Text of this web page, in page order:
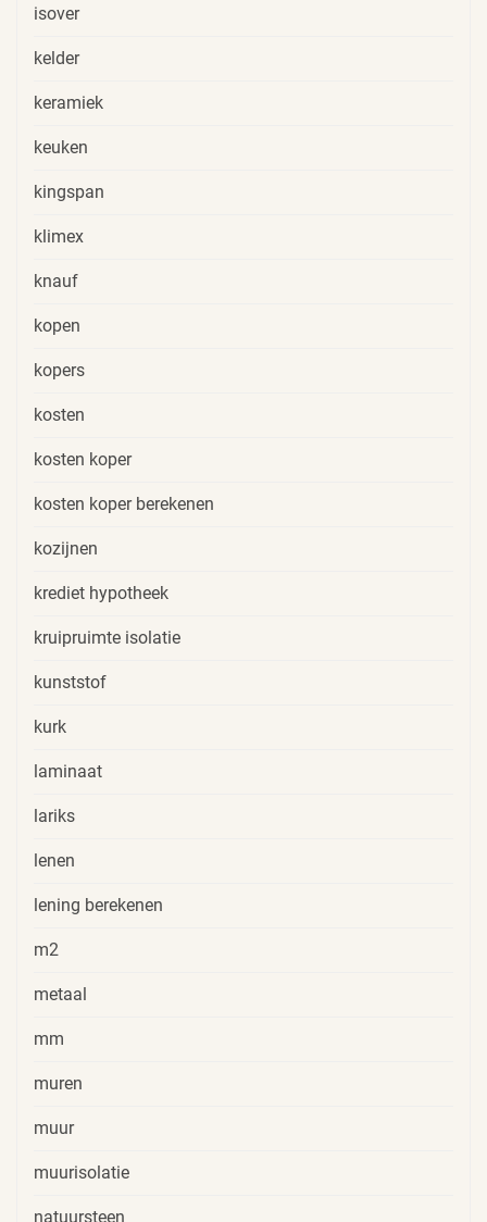
isover
kelder
keramiek
keuken
kingspan
klimex
knauf
kopen
kopers
kosten
kosten koper
kosten koper berekenen
kozijnen
krediet hypotheek
kruipruimte isolatie
kunststof
kurk
laminaat
lariks
lenen
lening berekenen
m2
metaal
mm
muren
muur
muurisolatie
natuursteen